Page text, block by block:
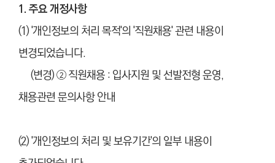
1. 주요 개정사항
(1) '개인정보의 처리 목적'의 '직원채용' 관련 내용이
변경되었습니다.
(변경) ② 직원채용 : 입사지원 및 선발전형 운영,
채용관련 문의사항 안내
(2) '개인정보의 처리 및 보유기간'의 일부 내용이